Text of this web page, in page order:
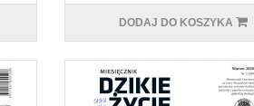
DODAJ DO KOSZYKA